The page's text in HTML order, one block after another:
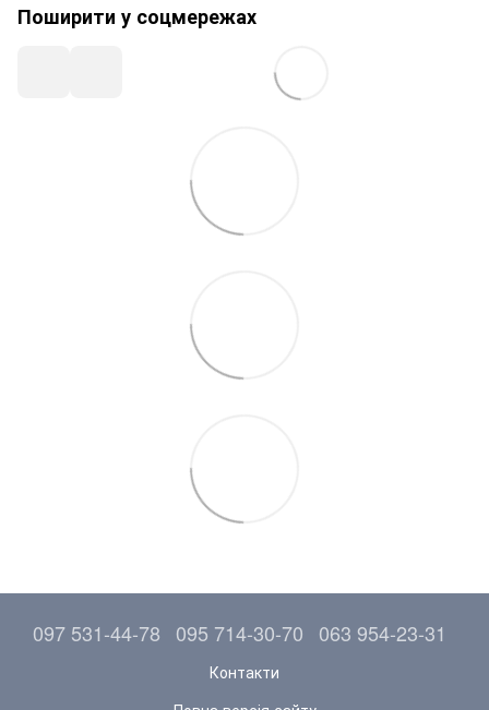
Поширити у соцмережах
097 531-44-78 095 714-30-70 063 954-23-31
Контакти